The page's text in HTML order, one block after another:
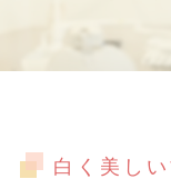
白く美し